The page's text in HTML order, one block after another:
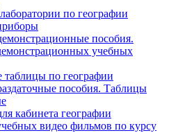
по географии
пособия.
учебных
по географии
пособия. Таблицы
кабинета географии
видео фильмов по курсу